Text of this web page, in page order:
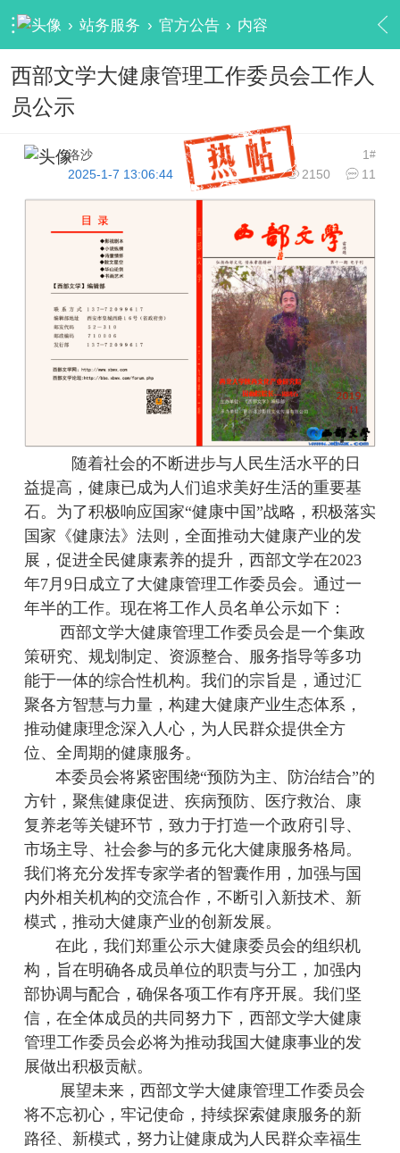
› 站务服务 › 官方公告 › 内容
西部文学大健康管理工作委员会工作人
员公示
1#
洛沙
2150
11
2025-1-7 13:06:44
随着社会的不断进步与人民生活水平的日
益提高，健康已成为人们追求美好生活的重要基
石。为了积极响应国家“健康中国”战略，积极落实
国家《健康法》法则，全面推动大健康产业的发
展，促进全民健康素养的提升，西部文学在2023
年7月9日成立了大健康管理工作委员会。通过一
年半的工作。现在将工作人员名单公示如下：
西部文学大健康管理工作委员会是一个集政
策研究、规划制定、资源整合、服务指导等多功
能于一体的综合性机构。我们的宗旨是，通过汇
聚各方智慧与力量，构建大健康产业生态体系，
推动健康理念深入人心，为人民群众提供全方
位、全周期的健康服务。
本委员会将紧密围绕“预防为主、防治结合”的
方针，聚焦健康促进、疾病预防、医疗救治、康
复养老等关键环节，致力于打造一个政府引导、
市场主导、社会参与的多元化大健康服务格局。
我们将充分发挥专家学者的智囊作用，加强与国
内外相关机构的交流合作，不断引入新技术、新
模式，推动大健康产业的创新发展。
在此，我们郑重公示大健康委员会的组织机
构，旨在明确各成员单位的职责与分工，加强内
部协调与配合，确保各项工作有序开展。我们坚
信，在全体成员的共同努力下，西部文学大健康
管理工作委员会必将为推动我国大健康事业的发
展做出积极贡献。
展望未来，西部文学大健康管理工作委员会
将不忘初心，牢记使命，持续探索健康服务的新
路径、新模式，努力让健康成为人民群众幸福生